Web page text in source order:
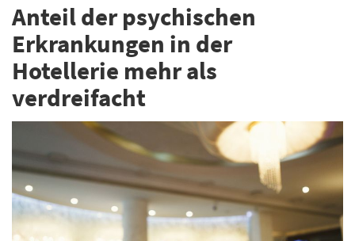
Anteil der psychischen
Erkrankungen in der
Hotellerie mehr als
verdreifacht